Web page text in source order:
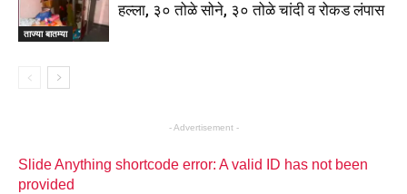
ताज्या बातम्या
हल्ला, ३० तोळे सोने, ३० तोळे चांदी व रोकड लंपास
- Advertisement -
Slide Anything shortcode error: A valid ID has not been
provided